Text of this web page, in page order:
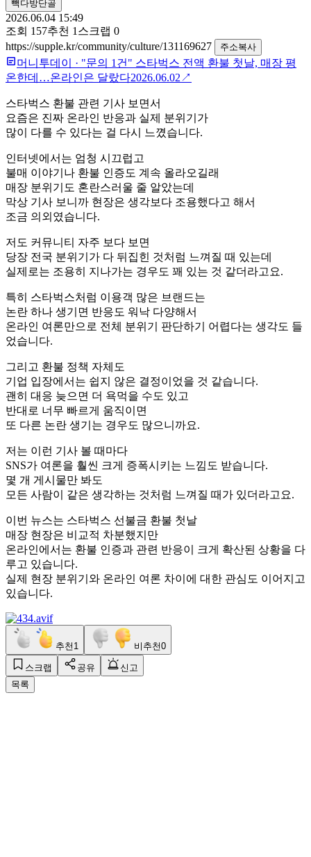
빽다방단골
2026.06.04 15:49
조회 157추천 1 스크랩 0
https://supple.kr/community/culture/131169627
주소복사
머니투데이 · "문의 1건" 스타벅스 전액 환불 첫날, 매장 평
온한데…온라인은 달랐다2026.06.02 ↗
스타벅스 환불 관련 기사 보면서
요즘은 진짜 온라인 반응과 실제 분위기가
많이 다를 수 있다는 걸 다시 느꼈습니다.
인터넷에서는 엄청 시끄럽고
불매 이야기나 환불 인증도 계속 올라오길래
매장 분위기도 혼란스러울 줄 알았는데
막상 기사 보니까 현장은 생각보다 조용했다고 해서
조금 의외였습니다.
저도 커뮤니티 자주 보다 보면
당장 전국 분위기가 다 뒤집힌 것처럼 느껴질 때 있는데
실제로는 조용히 지나가는 경우도 꽤 있는 것 같더라고요.
특히 스타벅스처럼 이용객 많은 브랜드는
논란 하나 생기면 반응도 워낙 다양해서
온라인 여론만으로 전체 분위기 판단하기 어렵다는 생각도 들
었습니다.
그리고 환불 정책 자체도
기업 입장에서는 쉽지 않은 결정이었을 것 같습니다.
괜히 대응 늦으면 더 욕먹을 수도 있고
반대로 너무 빠르게 움직이면
또 다른 논란 생기는 경우도 많으니까요.
저는 이런 기사 볼 때마다
SNS가 여론을 훨씬 크게 증폭시키는 느낌도 받습니다.
몇 개 게시물만 봐도
모든 사람이 같은 생각하는 것처럼 느껴질 때가 있더라고요.
이번 뉴스는 스타벅스 선불금 환불 첫날
매장 현장은 비교적 차분했지만
온라인에서는 환불 인증과 관련 반응이 크게 확산된 상황을 다
루고 있습니다.
실제 현장 분위기와 온라인 여론 차이에 대한 관심도 이어지고
있습니다.
추천 1 비추천0
스크랩 공유
신고
목록